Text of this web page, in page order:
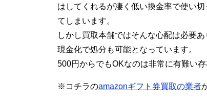
はしてくれるが凄く低い換金率で使い
てしまいます。
しかし買取本舗ではそんな心配は必要
現金化で処分も可能となっています。
500円からでもOKなのは非常に有難い存
※コチラのamazonギフト券買取の業者